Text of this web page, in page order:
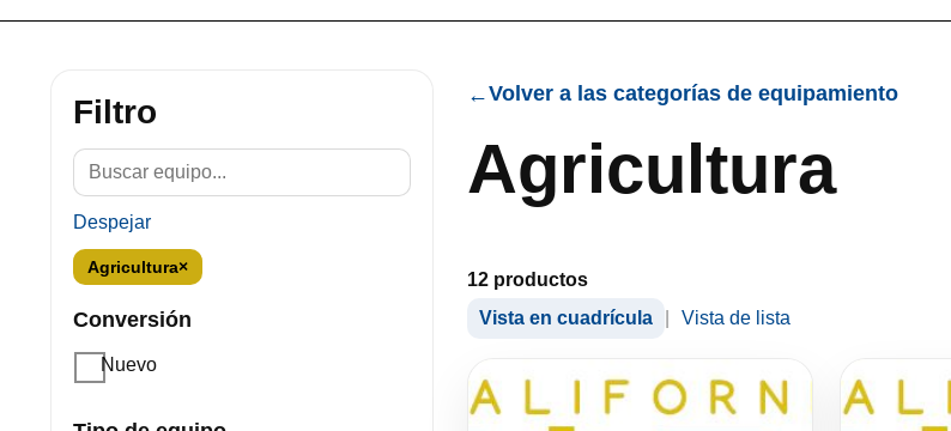
Filtro
Despejar
Agricultura×
Conversión
Nuevo
←Volver a las categorías de equipamiento
Agricultura
12 productos
Vista en cuadrícula
Vista de lista